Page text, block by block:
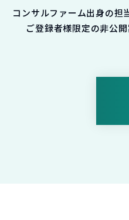
コンサルファーム出身の担
ご登録者様限定の非公